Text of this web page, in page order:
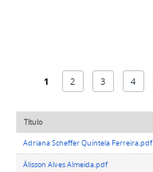
1 2 3 4
Título
Adriana Scheffer Quintela Ferreira.pdf
Álisson Alves Almeida.pdf